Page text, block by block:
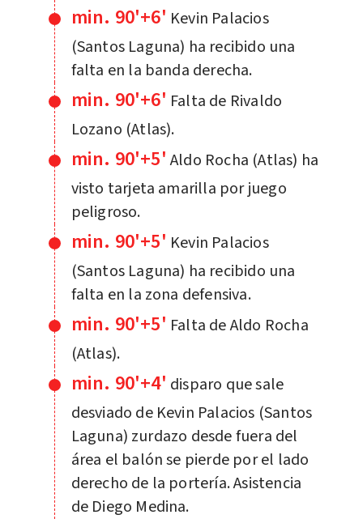
min. 90'+6' Kevin Palacios
(Santos Laguna) ha recibido una
falta en la banda derecha.
min. 90'+6' Falta de Rivaldo
Lozano (Atlas).
min. 90'+5' Aldo Rocha (Atlas) ha
visto tarjeta amarilla por juego
peligroso.
min. 90'+5' Kevin Palacios
(Santos Laguna) ha recibido una
falta en la zona defensiva.
min. 90'+5' Falta de Aldo Rocha
(Atlas).
min. 90'+4' disparo que sale
desviado de Kevin Palacios (Santos
Laguna) zurdazo desde fuera del
área el balón se pierde por el lado
derecho de la portería. Asistencia
de Diego Medina.